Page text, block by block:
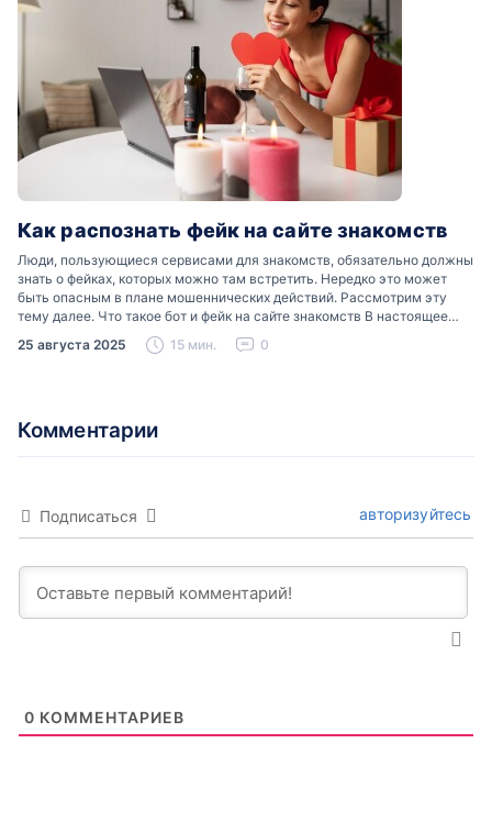
Как распознать фейк на сайте знакомств
Люди, пользующиеся сервисами для знакомств, обязательно должны
знать о фейках, которых можно там встретить. Нередко это может
быть опасным в плане мошеннических действий. Рассмотрим эту
тему далее. Что такое бот и фейк на сайте знакомств В настоящее
время можно встретить свою…
25 августа 2025 15 мин. 0
Комментарии
Подписаться авторизуйтесь
0 КОММЕНТАРИЕВ